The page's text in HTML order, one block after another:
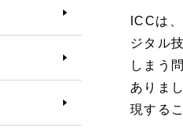
ICCは
ジタル
しまう
ありま
現する